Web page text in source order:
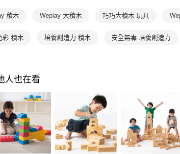
積木 Weplay 大積木 巧巧大積木 玩具
彩 積木 培養創造力 積木 安全無毒 培養創造力
人也在看